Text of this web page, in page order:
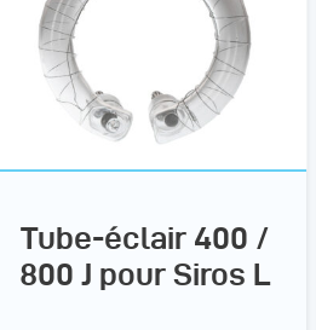
Tube-éclair 400 /
800 J pour Siros L